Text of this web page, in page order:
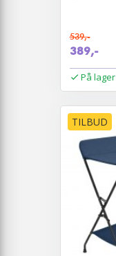
539,-
389,-
På lager
TILBUD